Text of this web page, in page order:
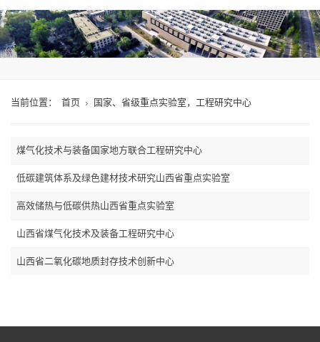
当前位置： 首页 国家、省级重点实验室，工程研究中心
煤气化技术与装备国家地方联合工程研究中心
低碳建筑体系及绿色建材技术研究山西省重点实验室
高效储热与低碳供热山西省重点实验室
山西省煤气化技术及装备工程研究中心
山西省二氧化碳地质封存技术创新中心